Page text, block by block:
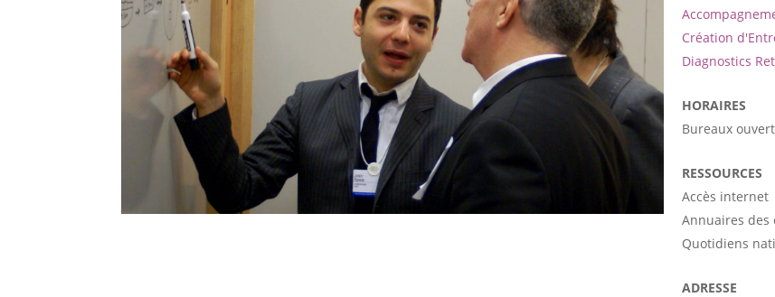
Création
Diagnostics
HORAIRES
Bureaux
RESSOURCES
Accès internet
Annuaires
Quotidiens
ADRESSE